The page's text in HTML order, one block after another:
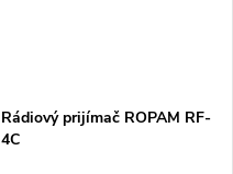
Rádiový prijímač ROPAM RF-
4C